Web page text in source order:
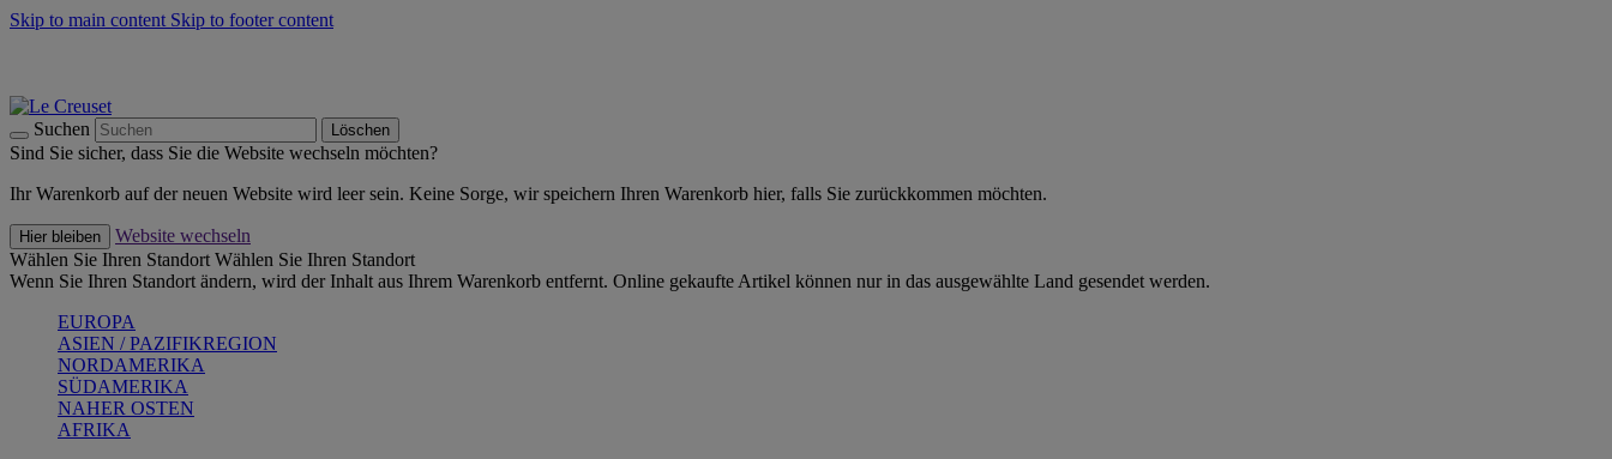
Skip to main content Skip to footer content
Suchen Löschen
Sind Sie sicher, dass Sie die Website wechseln möchten?
Ihr Warenkorb auf der neuen Website wird leer sein. Keine Sorge, wir speichern Ihren Warenkorb hier, falls Sie zurückkommen möchten.
Hier bleiben
Website wechseln
Wählen Sie Ihren Standort Wählen Sie Ihren Standort
Wenn Sie Ihren Standort ändern, wird der Inhalt aus Ihrem Warenkorb entfernt. Online gekaufte Artikel können nur in das ausgewählte Land gesendet werden.
EUROPA
ASIEN / PAZIFIKREGION
NORDAMERIKA
SÜDAMERIKA
NAHER OSTEN
AFRIKA